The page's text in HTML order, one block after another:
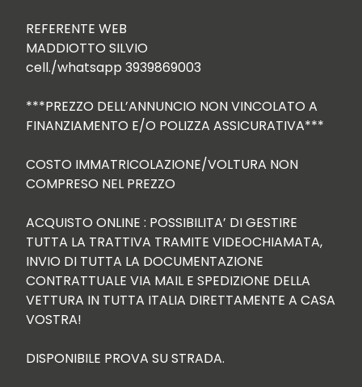
REFERENTE WEB
MADDIOTTO SILVIO
cell./whatsapp 3939869003
***PREZZO DELL’ANNUNCIO NON VINCOLATO A
FINANZIAMENTO E/O POLIZZA ASSICURATIVA***
COSTO IMMATRICOLAZIONE/VOLTURA NON
COMPRESO NEL PREZZO
ACQUISTO ONLINE : POSSIBILITA’ DI GESTIRE
TUTTA LA TRATTIVA TRAMITE VIDEOCHIAMATA,
INVIO DI TUTTA LA DOCUMENTAZIONE
CONTRATTUALE VIA MAIL E SPEDIZIONE DELLA
VETTURA IN TUTTA ITALIA DIRETTAMENTE A CASA
VOSTRA!
DISPONIBILE PROVA SU STRADA.